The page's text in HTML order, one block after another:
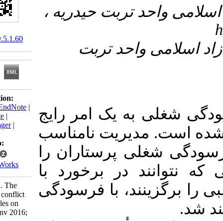
تربت حیدریه ،
واحد تربت
به یک امر رایج
مدیریت نامناسب
پرستاران را
در برخورد با
با فرسودگی
10.29252/ijnv.5.1.60
Download citation:
BibTeX | EndNote
Medlars
ProCite
Reference Manager
Send citation to:
Zotero
RefWorks
Hosseinzadeh A. The
effect of nurses’ conflict
management styles on
their burnout . ijnv 2016;